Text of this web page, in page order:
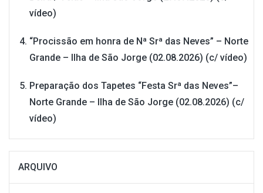
vídeo)
“Procissão em honra de Nª Srª das Neves” – Norte
Grande – Ilha de São Jorge (02.08.2026) (c/ vídeo)
Preparação dos Tapetes “Festa Srª das Neves”–
Norte Grande – Ilha de São Jorge (02.08.2026) (c/
vídeo)
ARQUIVO